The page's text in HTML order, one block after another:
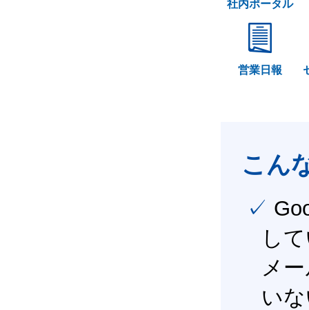
社内ポータル
営業日報
こん
✓ Google Workspace（旧G Suite） を社内で導入
し
メ
い